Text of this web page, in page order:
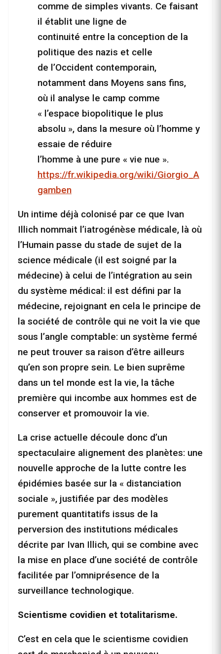
comme de simples vivants. Ce faisant
il établit une ligne de
continuité entre la conception de la
politique des nazis et celle
de l’Occident contemporain,
notamment dans Moyens sans fins,
où il analyse le camp comme
« l’espace biopolitique le plus
absolu », dans la mesure où l’homme y
essaie de réduire
l’homme à une pure « vie nue ».
https://fr.wikipedia.org/wiki/Giorgio_A
gamben
Un intime déjà colonisé par ce que Ivan
Illich nommait l’iatrogénèse médicale, là où
l’Humain passe du stade de sujet de la
science médicale (il est soigné par la
médecine) à celui de l’intégration au sein
du système médical: il est défini par la
médecine, rejoignant en cela le principe de
la société de contrôle qui ne voit la vie que
sous l’angle comptable: un système fermé
ne peut trouver sa raison d’être ailleurs
qu’en son propre sein. Le bien suprême
dans un tel monde est la vie, la tâche
première qui incombe aux hommes est de
conserver et promouvoir la vie.
La crise actuelle découle donc d’un
spectaculaire alignement des planètes: une
nouvelle approche de la lutte contre les
épidémies basée sur la « distanciation
sociale », justifiée par des modèles
purement quantitatifs issus de la
perversion des institutions médicales
décrite par Ivan Illich, qui se combine avec
la mise en place d’une société de contrôle
facilitée par l’omniprésence de la
surveillance technologique.
Scientisme covidien et totalitarisme.
C’est en cela que le scientisme covidien